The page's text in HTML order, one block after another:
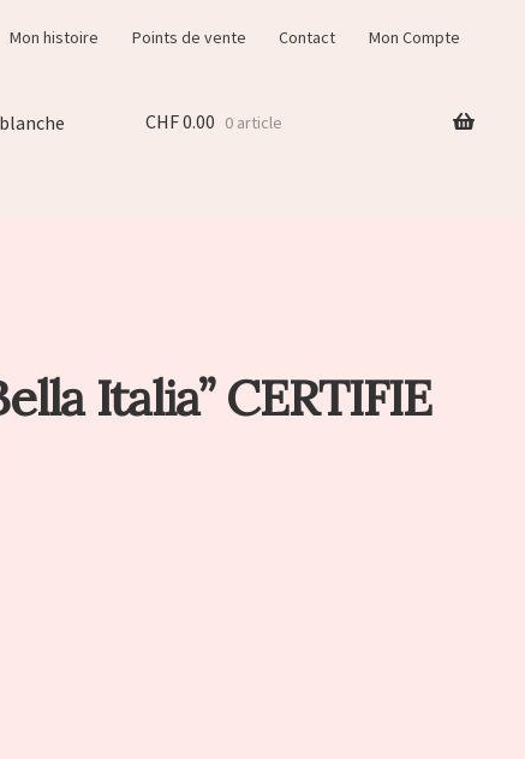
Mon histoire Points de vente Contact Mon Compte
CHF0.00 0 article
Italia” CERTIFIE